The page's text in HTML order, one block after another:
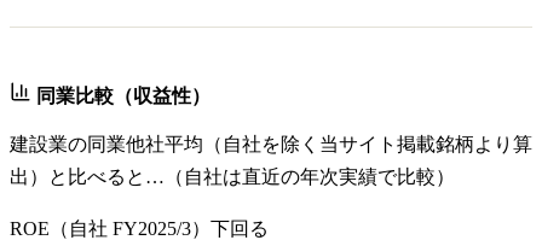
同業比較（収益性）
建設業の同業他社平均（自社を除く当サイト掲載銘柄より算
出）と比べると…（自社は直近の年次実績で比較）
ROE （自社 FY2025/3） 下回る